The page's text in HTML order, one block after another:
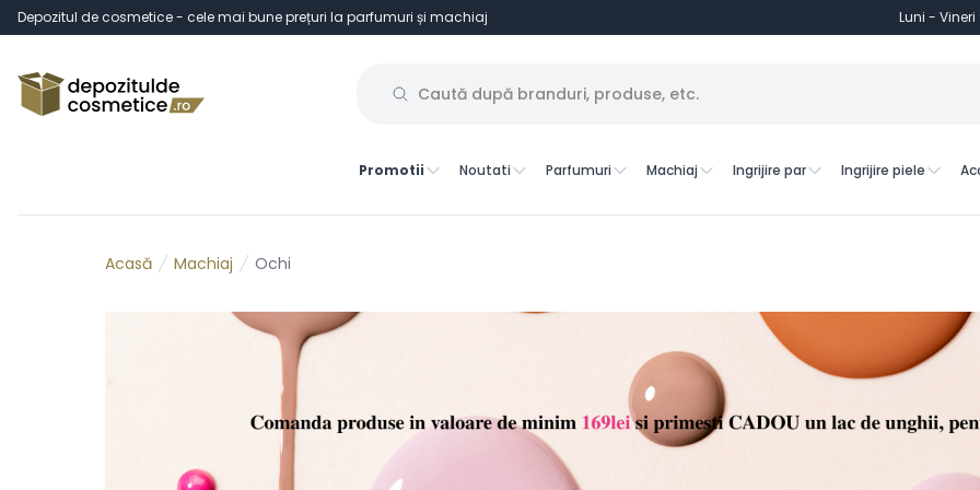
Depozitul de cosmetice - cele mai bune prețuri la parfumuri și machiaj Luni - Vineri
Promotii Noutati Parfumuri Machiaj Ingrijire par Ingrijire piele
Acasă Machiaj Ochi